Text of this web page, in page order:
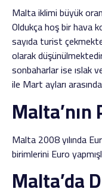
Malta iklimi büyük
Oldukça hoş bir hava
sayıda turist
olarak
sonbaharlar ise ıslak
ile Mart ayları
Malta 2008 yılında
birimlerini Euro
Malta’da